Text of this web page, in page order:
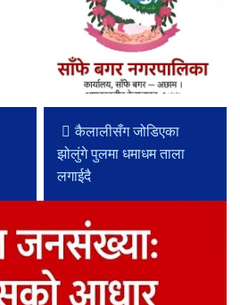
कैलालीसँग जोडिएका
झोलुंगे पुलमा धमाधम ताला
लगाईदै